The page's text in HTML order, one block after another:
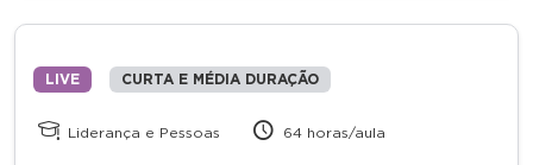
LIVE CURTA E MÉDIA DURAÇÃO
Liderança e Pessoas 64 horas/aula